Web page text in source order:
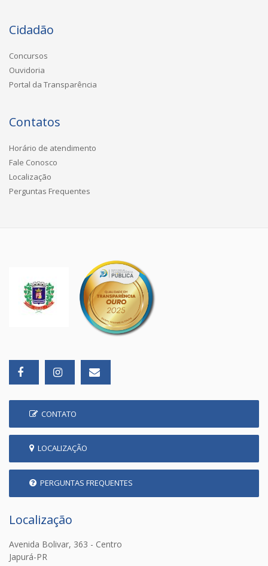
Cidadão
Concursos
Ouvidoria
Portal da Transparência
Contatos
Horário de atendimento
Fale Conosco
Localização
Perguntas Frequentes
CONTATO
LOCALIZAÇÃO
PERGUNTAS FREQUENTES
Localização
Avenida Bolivar, 363 - Centro
Japurá-PR